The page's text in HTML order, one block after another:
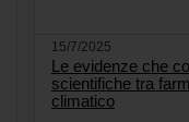
15/7/2025
Le evidenze che
scientifiche tra
climatico